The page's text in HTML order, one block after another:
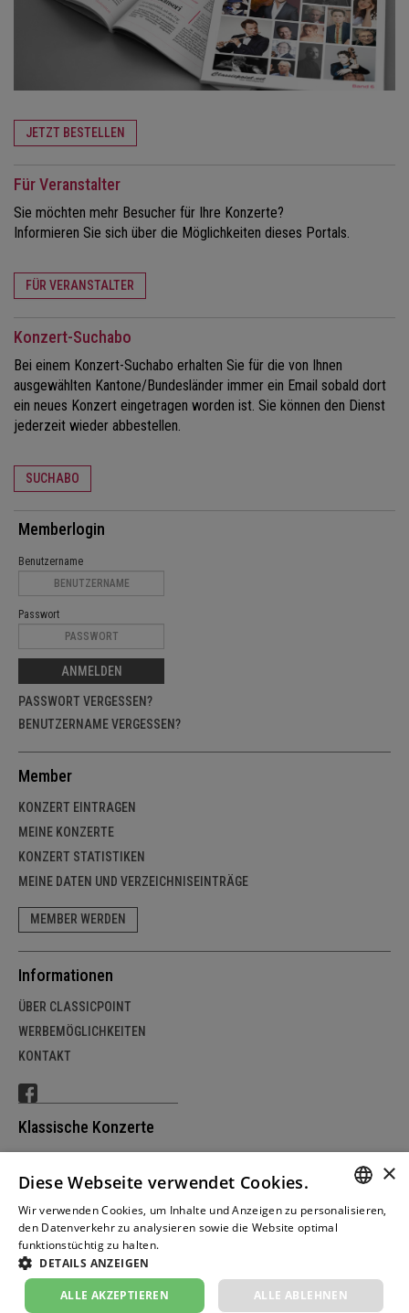
JETZT BESTELLEN
Für Veranstalter
Sie möchten mehr Besucher für Ihre Konzerte?
Informieren Sie sich über die Möglichkeiten dieses Portals.
FÜR VERANSTALTER
Konzert-Suchabo
Bei einem Konzert-Suchabo erhalten Sie für die von Ihnen
ausgewählten Kantone/Bundesländer immer ein Email sobald dort
ein neues Konzert eingetragen worden ist. Sie können den Dienst
jederzeit wieder abbestellen.
SUCHABO
Memberlogin
Benutzername
Passwort
ANMELDEN
PASSWORT VERGESSEN?
BENUTZERNAME VERGESSEN?
Member
KONZERT EINTRAGEN
MEINE KONZERTE
KONZERT STATISTIKEN
MEINE DATEN UND VERZEICHNISEINTRÄGE
MEMBER WERDEN
Informationen
ÜBER CLASSICPOINT
WERBEMÖGLICHKEITEN
KONTAKT
Klassische Konzerte
DEUTSCHLAND
ÖSTERREICH
© copyright by classicpoint.net | Design und
Projektrealisierung by masterhomepage.ch
×
Diese Webseite verwendet Cookies.
Wir verwenden Cookies, um Inhalte und Anzeigen zu personalisieren,
den Datenverkehr zu analysieren sowie die Website optimal
funktionstüchtig zu halten.
DETAILS ANZEIGEN
ALLE AKZEPTIEREN ALLE ABLEHNEN